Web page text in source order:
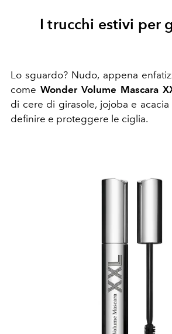
I trucchi estivi per
Lo sguardo? Nudo, appena
come Wonder Volume Mascara
di cere di girasole, jojoba e
definire e proteggere le ciglia.